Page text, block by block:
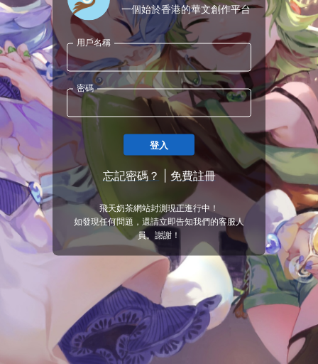
一個始於香港的華文創作平台
用戶名稱
密碼
登入
忘記密碼？ 免費註冊
飛天奶茶網站封測現正進行中！
如發現任何問題，還請立即告知我們的客服人
員。謝謝！